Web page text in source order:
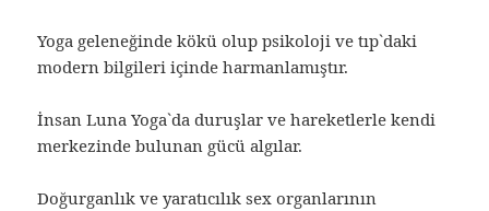
Yoga geleneğinde kökü olup psikoloji ve tıp`daki
modern bilgileri içinde harmanlamıştır.
İnsan Luna Yoga`da duruşlar ve hareketlerle kendi
merkezinde bulunan gücü algılar.
Doğurganlık ve yaratıcılık sex organlarının